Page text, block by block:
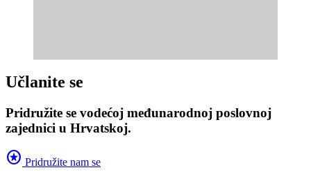
Učlanite se
Pridružite se vodećoj međunarodnoj poslovnoj
zajednici u Hrvatskoj.
stars Pridružite nam se